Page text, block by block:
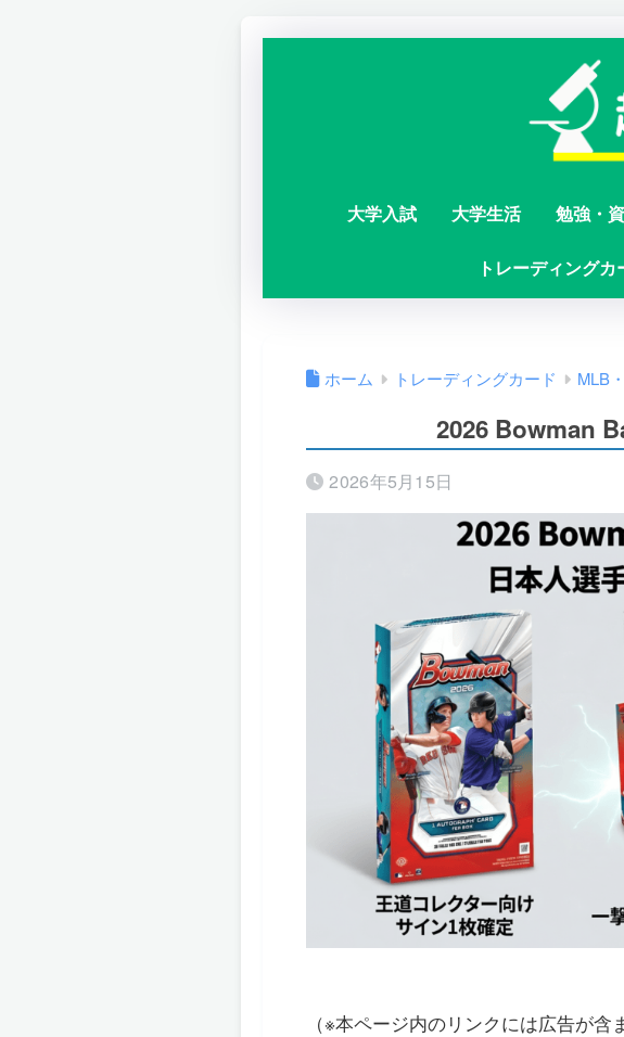
大学入試 大学生活 勉強・
トレーディングカ
ホーム トレーディングカード MLB
2026 Bowman
2026年5月15日
（※本ページ内のリンクには広告が含